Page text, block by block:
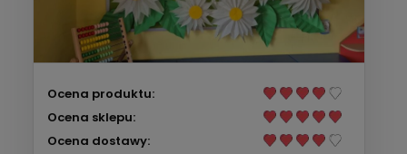
Ocena produktu:
Ocena sklepu:
Ocena dostawy: